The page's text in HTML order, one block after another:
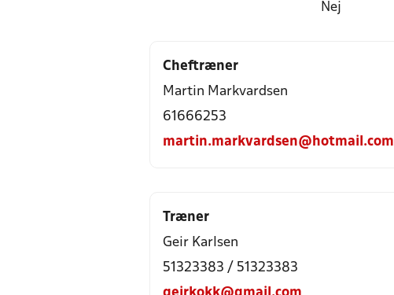
Nej
Cheftræner
Martin Markvardsen
61666253
martin.markvardsen@hotmail.com
Træner
Geir Karlsen
51323383 / 51323383